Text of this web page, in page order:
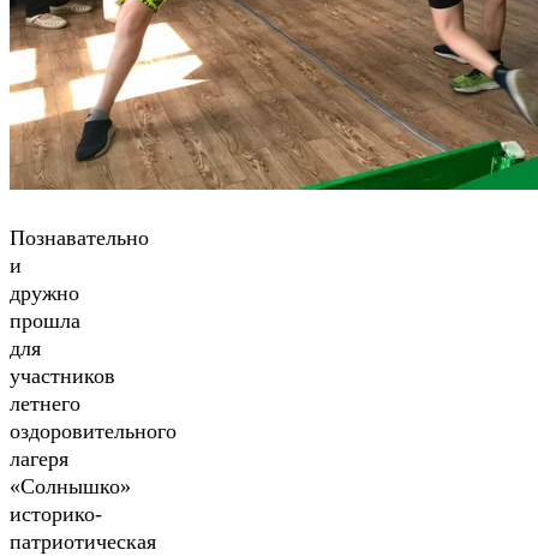
Познавательно
и
дружно
прошла
для
участников
летнего
оздоровительного
лагеря
«Солнышко»
историко-
патриотическая